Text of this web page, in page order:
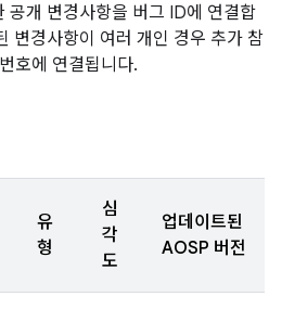
공개 변경사항을 버그 ID에 연결합
변경사항이 여러 개인 경우 추가 참
호에 연결됩니다.
유
형
심
각
도
업데이트된
AOSP 버전